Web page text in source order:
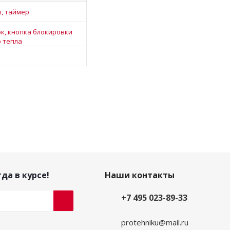
таймер
кнопка блокировки
тепла
в курсе!
Наши контакты
+7 495 023-89-33
protehniku@mail.ru